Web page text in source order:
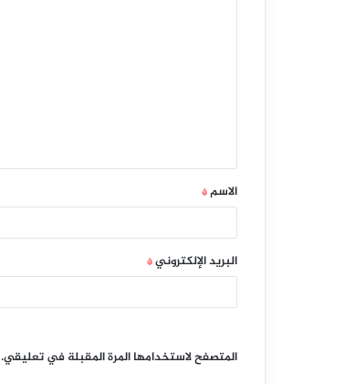
ق
*
الاسم*
البريد الإلكتروني*
المتصفح لاستخدامها المرة المقبلة في تعليقي.